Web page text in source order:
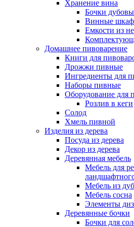
Хранение вина
Бочки
Винные
Емкости из
Домашнее пивоварение
Книги для
Дрожжи пивные
Ингредиенты для
Наборы пивные
Оборудование для
Розлив в кеги
Солод
Хмель пивной
Изделия из дерева
Посуда из дерева
Декор из дерева
Деревянная мебель
Мебель для
Мебель из
Мебель сосна
Элементы
Деревянные бочки
Бочки для